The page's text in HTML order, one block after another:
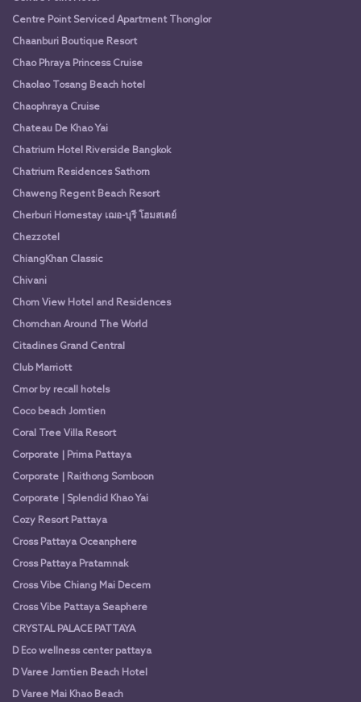
Centre Point Serviced Apartment Thonglor
Chaanburi Boutique Resort
Chao Phraya Princess Cruise
Chaolao Tosang Beach hotel
Chaophraya Cruise
Chateau De Khao Yai
Chatrium Hotel Riverside Bangkok
Chatrium Residences Sathorn
Chaweng Regent Beach Resort
Cherburi Homestay เฌอ-บุรี โฮมสเตย์
Chezzotel
ChiangKhan Classic
Chivani
Chom View Hotel and Residences
Chomchan Around The World
Citadines Grand Central
Club Marriott
Cmor by recall hotels
Coco beach Jomtien
Coral Tree Villa Resort
Corporate | Prima Pattaya
Corporate | Raithong Somboon
Corporate | Splendid Khao Yai
Cozy Resort Pattaya
Cross Pattaya Oceanphere
Cross Pattaya Pratamnak
Cross Vibe Chiang Mai Decem
Cross Vibe Pattaya Seaphere
CRYSTAL PALACE PATTAYA
D Eco wellness center pattaya
D Varee Jomtien Beach Hotel
D Varee Mai Khao Beach